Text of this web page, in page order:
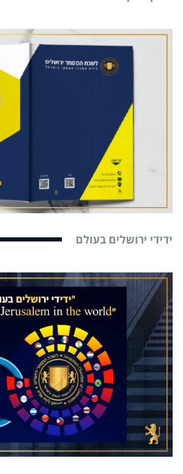
ידידי ירושלים בעולם